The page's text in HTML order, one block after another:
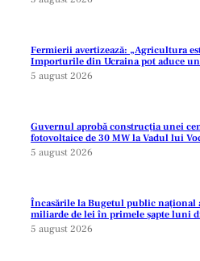
Fermierii avertizează: „Agricultura
Importurile din Ucraina pot aduce
5 august 2026
Guvernul aprobă construcția unei
fotovoltaice de 30 MW la Vadul lui
5 august 2026
Încasările la Bugetul public național
miliarde de lei în primele șapte luni
5 august 2026